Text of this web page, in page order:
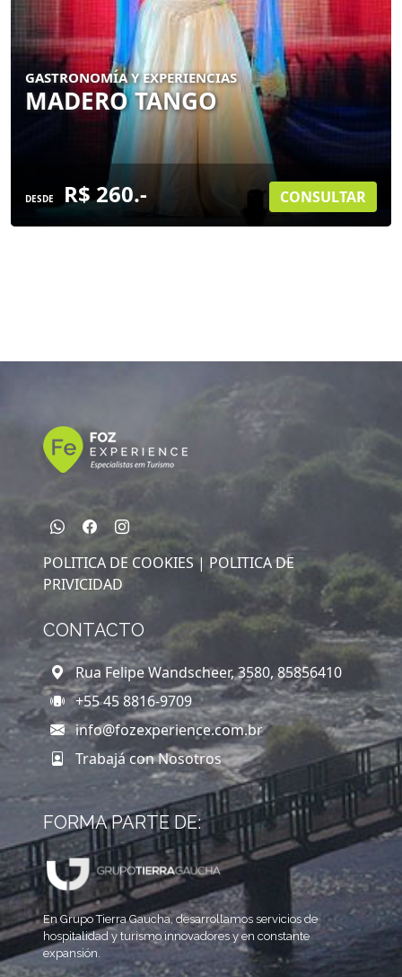
GASTRONOMÍA Y EXPERIENCIAS
MADERO TANGO
DESDE R$ 260.- CONSULTAR
POLITICA DE COOKIES | POLITICA DE
PRIVICIDAD
CONTACTO
Rua Felipe Wandscheer, 3580, 85856410
+55 45 8816-9709
info@fozexperience.com.br
Trabajá con Nosotros
FORMA PARTE DE:
En Grupo Tierra Gaucha, desarrollamos servicios de
hospitalidad y turismo innovadores y en constante
expansión.